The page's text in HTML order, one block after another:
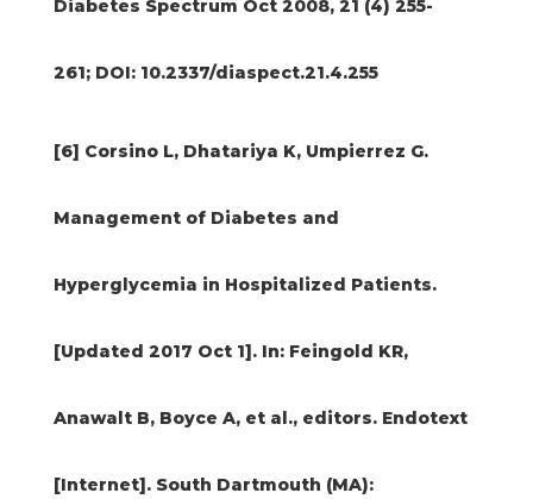
Diabetes Spectrum Oct 2008, 21 (4) 255-
261; DOI: 10.2337/diaspect.21.4.255
[6] Corsino L, Dhatariya K, Umpierrez G.
Management of Diabetes and
Hyperglycemia in Hospitalized Patients.
[Updated 2017 Oct 1]. In: Feingold KR,
Anawalt B, Boyce A, et al., editors. Endotext
[Internet]. South Dartmouth (MA):